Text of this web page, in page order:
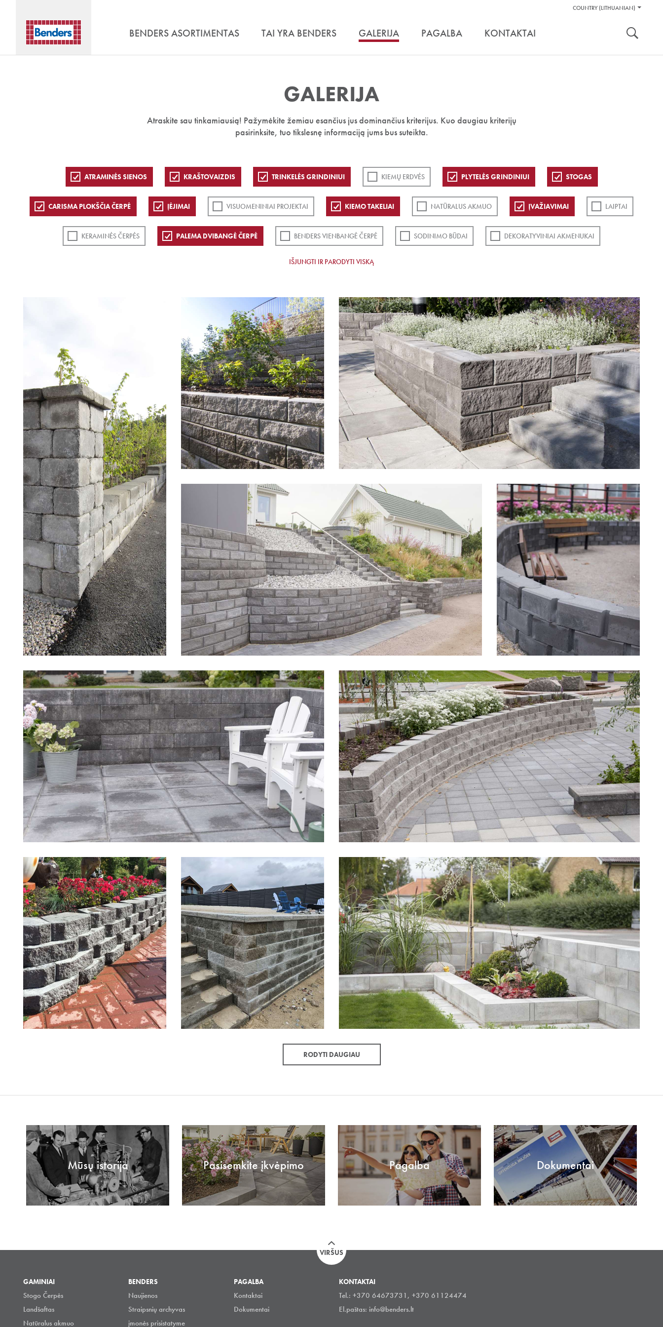
Pagalbos
COUNTRY (LITHUANIAN)
BENDERS ASORTIMENTAS TAI YRA BENDERS GALERIJA PAGALBA KONTAKTAI
GALERIJA
Atraskite sau tinkamiausią! Pažymėkite žemiau esančius jus dominančius kriterijus. Kuo daugiau kriterijų
pasirinksite, tuo tikslesnę informaciją jums bus suteikta.
ATRAMINĖS SIENOS KRAŠTOVAIZDIS TRINKELĖS GRINDINIUI KIEMŲ ERDVĖS PLYTELĖS GRINDINIUI STOGAS
CARISMA PLOKŠČIA ČERPĖ ĮĖJIMAI VISUOMENINIAI PROJEKTAI KIEMO TAKELIAI NATŪRALUS AKMUO ĮVAŽIAVIMAI LAIPTAI
KERAMINĖS ČERPĖS PALEMA DVIBANGĖ ČERPĖ BENDERS VIENBANGĖ ČERPĖ SODINIMO BŪDAI DEKORATYVINIAI AKMENUKAI
IŠJUNGTI IR PARODYTI VISKĄ
RODYTI DAUGIAU
Mūsų istorija Pasisemkite įkvėpimo Pagalba Dokumentai
VIRŠUS
GAMINIAI
Stogo Čerpės
Landšaftas
Natūralus akmuo
BENDERS
Naujienos
Straipsnių archyvas
įmonės prisistatyme
PAGALBA
Kontaktai
Dokumentai
KONTAKTAI
Tel.: +370 64673731, +370 61124474
El.paštas: info@benders.lt